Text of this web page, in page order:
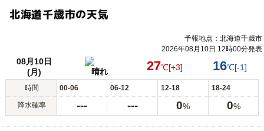
北海道千歳市の天気
予報地点：北海道千歳市
2026年08月10日 12時00分発表
08月10日
(月)
晴れ 27℃[+3] 16℃[-1]
時間 00-06 06-12 12-18 18-24
降水確率 --- --- 0% 0%